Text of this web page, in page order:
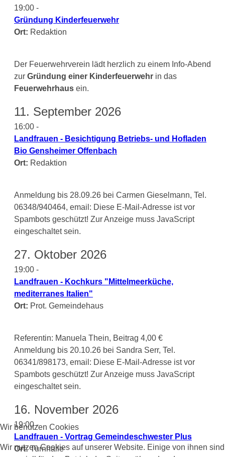
19:00 -
Gründung Kinderfeuerwehr
Ort: Redaktion
Der Feuerwehrverein lädt herzlich zu einem Info-Abend
zur Gründung einer Kinderfeuerwehr in das
Feuerwehrhaus ein.
11. September 2026
16:00 -
Landfrauen - Besichtigung Betriebs- und Hofladen
Bio Gensheimer Offenbach
Ort: Redaktion
Anmeldung bis 28.09.26 bei Carmen Gieselmann, Tel.
06348/940464, email: Diese E-Mail-Adresse ist vor
Spambots geschützt! Zur Anzeige muss JavaScript
eingeschaltet sein.
27. Oktober 2026
19:00 -
Landfrauen - Kochkurs "Mittelmeerküche,
mediterranes Italien"
Ort: Prot. Gemeindehaus
Referentin: Manuela Thein, Beitrag 4,00 €
Anmeldung bis 20.10.26 bei Sandra Serr, Tel.
06341/898173, email: Diese E-Mail-Adresse ist vor
Spambots geschützt! Zur Anzeige muss JavaScript
eingeschaltet sein.
16. November 2026
19:00 -
Landfrauen - Vortrag Gemeindeschwester Plus
Ort:Turnhalle
Wir benutzen Cookies
Wir nutzen Cookies auf unserer Website. Einige von ihnen sind